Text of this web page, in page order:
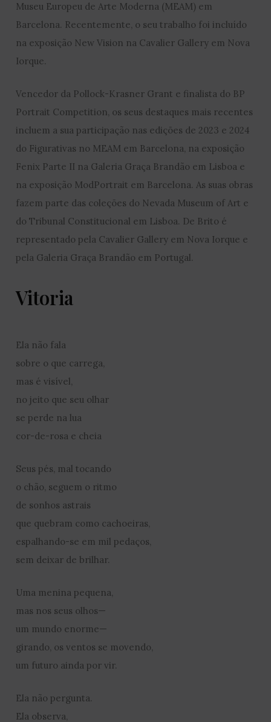
Museu Europeu de Arte Moderna (MEAM) em
Barcelona. Recentemente, o seu trabalho foi incluído
na exposição New Vision na Cavalier Gallery em Nova
Iorque.
Vencedor da Pollock-Krasner Grant e finalista do BP
Portrait Competition, os seus destaques mais recentes
incluem a sua participação nas edições de 2023 e 2024
do Figurativas no MEAM em Barcelona, na exposição
Fenix Parte II na Galeria Graça Brandão em Lisboa e
na exposição ModPortrait em Barcelona. As suas obras
fazem parte das coleções do Nevada Museum of Art e
do Tribunal Constitucional em Lisboa. De Brito é
representado pela Cavalier Gallery em Nova Iorque e
pela Galeria Graça Brandão em Portugal.
Vitoria
Ela não fala
sobre o que carrega,
mas é visível,
no jeito que seu olhar
se perde na lua
cor-de-rosa e cheia
Seus pés, mal tocando
o chão, seguem o ritmo
de sonhos astrais
que quebram como cachoeiras,
espalhando-se em mil pedaços,
sem deixar de brilhar.
Uma menina pequena,
mas nos seus olhos—
um mundo enorme—
girando, os ventos se movendo,
um futuro ainda por vir.
Ela não pergunta.
Ela observa,